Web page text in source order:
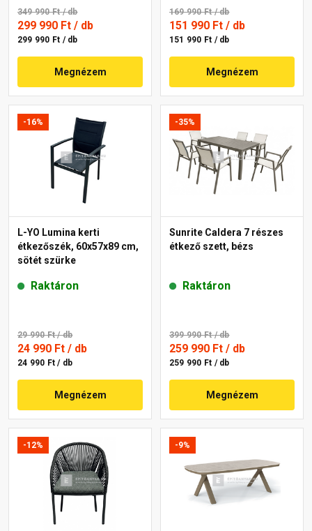
349 990 Ft/ db
299 990 Ft / db
299 990 Ft / db
Megnézem
169 990 Ft/ db
151 990 Ft / db
151 990 Ft / db
Megnézem
-16%
L-YO Lumina kerti
étkezőszék, 60x57x89 cm,
sötét szürke
Raktáron
29 990 Ft/ db
24 990 Ft / db
24 990 Ft / db
Megnézem
-35%
Sunrite Caldera 7 részes
étkező szett, bézs
Raktáron
399 990 Ft/ db
259 990 Ft / db
259 990 Ft / db
Megnézem
-12% -9%